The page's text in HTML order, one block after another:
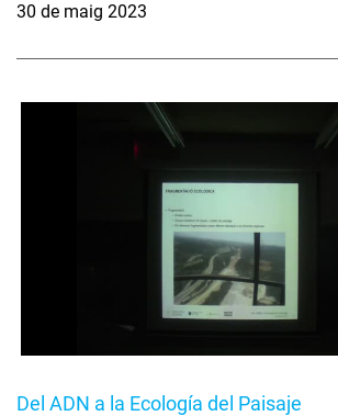
30 de maig 2023
Del ADN a la Ecología del Paisaje